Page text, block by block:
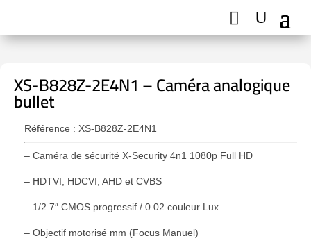
XS-B828Z-2E4N1 – Caméra analogique
bullet
Référence : XS-B828Z-2E4N1
– Caméra de sécurité X-Security 4n1 1080p Full HD
– HDTVI, HDCVI, AHD et CVBS
– 1/2.7″ CMOS progressif / 0.02 couleur Lux
– Objectif motorisé mm (Focus Manuel)